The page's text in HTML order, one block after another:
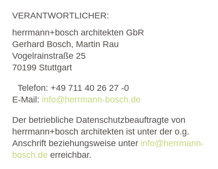
VERANTWORTLICHER:
herrmann+bosch architekten GbR
Gerhard Bosch, Martin Rau
Vogelrainstraße 25
70199 Stuttgart
Telefon: +49 711 40 26 27 -0
E-Mail: info@herrmann-bosch.de
Der betriebliche Datenschutzbeauftragte von
herrmann+bosch architekten ist unter der o.g.
Anschrift beziehungsweise unter info@herrmann-
bosch.de erreichbar.